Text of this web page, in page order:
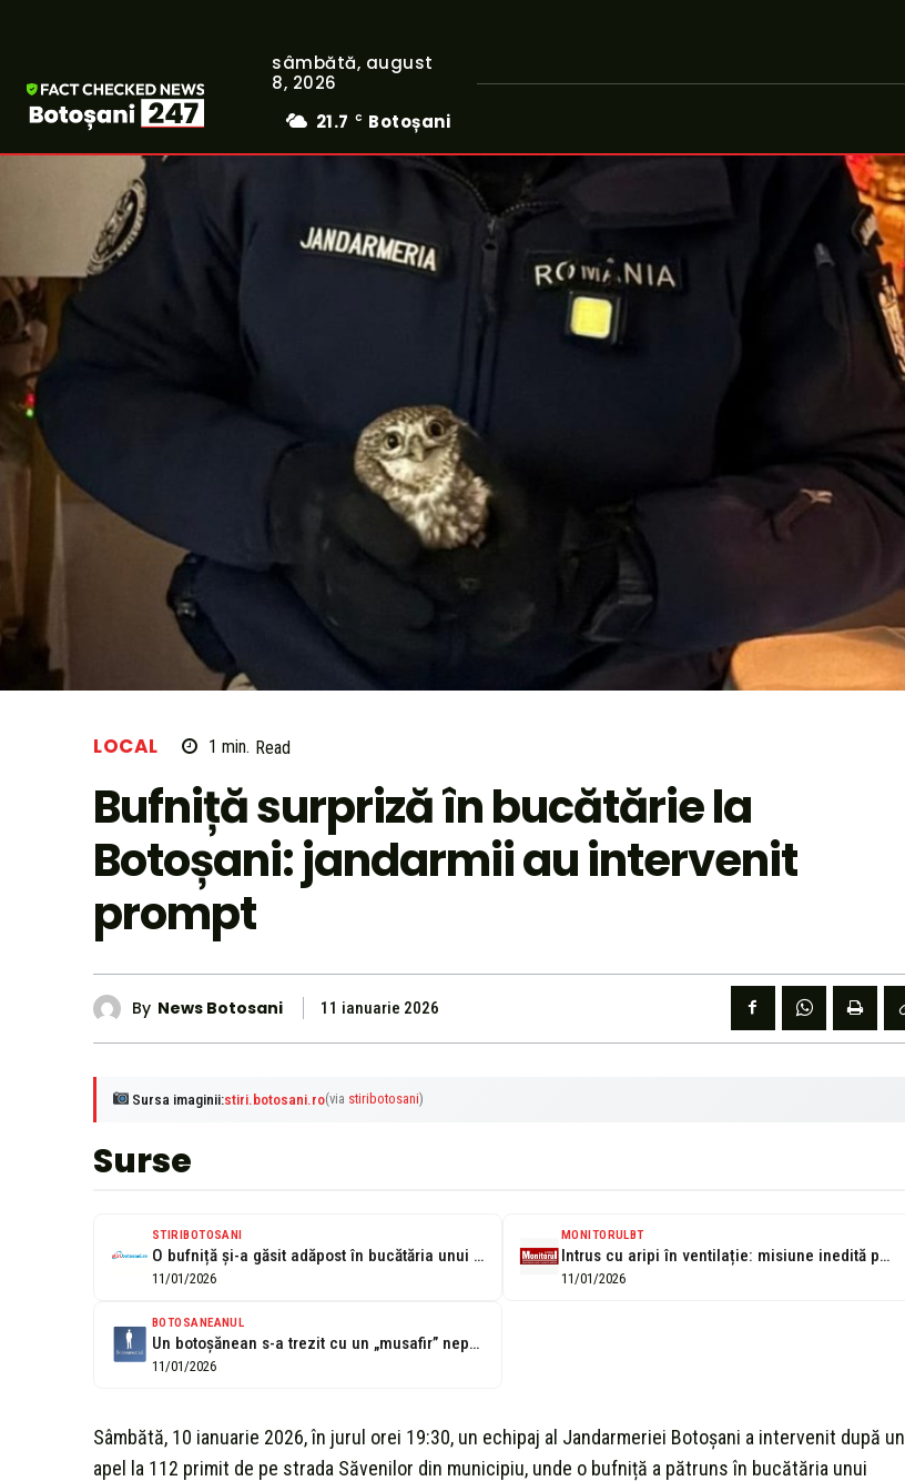
sâmbătă, august
8, 2026
21.7
C Botoșani
LOCAL 1 min. Read
Bufniță surpriză în bucătărie la
Botoșani: jandarmii au intervenit
prompt
By News Botosani 11 ianuarie 2026
Sursa imaginii:stiri.botosani.ro(via stiribotosani)
Surse
STIRIBOTOSANI
O bufniță și-a găsit adăpost în bucătăria unui apartament din Botoșani! Recomandările...
11/01/2026
MONITORULBT
Intrus cu aripi în ventilație: misiune inedită pentru jandarmi (VIDEO)
11/01/2026
BOTOSANEANUL
Un botoșănean s-a trezit cu un „musafir” nepoftit în bucătărie, jandarmii chemați...
11/01/2026
Sâmbătă, 10 ianuarie 2026, în jurul orei 19:30, un echipaj al Jandarmeriei Botoșani a intervenit după un
apel la 112 primit de pe strada Săvenilor din municipiu, unde o bufniță a pătruns în bucătăria unui